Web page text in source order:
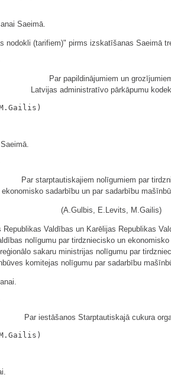
Saeimā.
nodokli (tarifiem)" pirms izskatīšanas Saeimā
Par papildinājumiem un
Latvijas administratīvo pārkāpumu
Par starptautiskajiem nolīgumiem par
ekonomisko sadarbību un par sadarbību
(A.Gulbis, E.Levits, M.Gailis)
Valdības un Karēlijas Republikas
nolīgumu par tirdzniecisko un
sakaru ministrijas nolīgumu par
komitejas nolīgumu par sadarbību
Par iestāšanos Starptautiskajā cukura